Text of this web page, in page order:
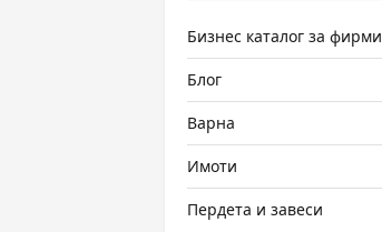
Бизнес каталог за фирми
Блог
Варна
Имоти
Пердета и завеси